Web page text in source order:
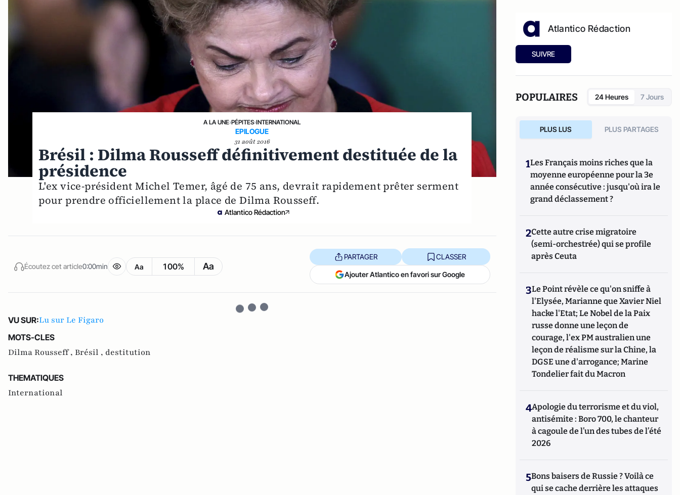
A LA UNE›PÉPITES›INTERNATIONAL
EPILOGUE
31 août 2016
Brésil : Dilma Rousseff définitivement destituée de la
présidence
L'ex vice-président Michel Temer, âgé de 75 ans, devrait rapidement prêter serment
pour prendre officiellement la place de Dilma Rousseff.
Atlantico Rédaction
Écoutez cet article0:00min Aa 100% Aa
PARTAGER CLASSER
Ajouter Atlantico en favori sur Google
VU SUR:Lu sur Le Figaro
MOTS-CLES
Dilma Rousseff , Brésil , destitution
THEMATIQUES
International
Atlantico Rédaction
SUIVRE
POPULAIRES 24 Heures 7 Jours
PLUS LUS PLUS PARTAGES
1Les Français moins riches que la
moyenne européenne pour la 3e
année consécutive : jusqu'où ira le
grand déclassement ?
2Cette autre crise migratoire
(semi-orchestrée) qui se profile
après Ceuta
3Le Point révèle ce qu'on sniffe à
l'Elysée, Marianne que Xavier Niel
hacke l'Etat; Le Nobel de la Paix
russe donne une leçon de
courage, l'ex PM australien une
leçon de réalisme sur la Chine, la
DGSE une d'arrogance; Marine
Tondelier fait du Macron
4Apologie du terrorisme et du viol,
antisémite : Boro 700, le chanteur
à cagoule de l’un des tubes de l’été
2026
5Bons baisers de Russie ? Voilà ce
qui se cache derrière les attaques